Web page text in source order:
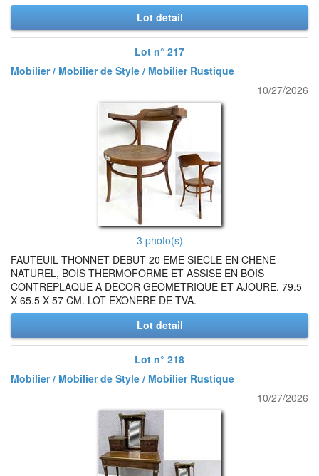
Lot detail
Lot n° 217
Mobilier / Mobilier de Style / Mobilier Rustique
10/27/2026
3 photo(s)
FAUTEUIL THONNET DEBUT 20 EME SIECLE EN CHENE
NATUREL, BOIS THERMOFORME ET ASSISE EN BOIS
CONTREPLAQUE A DECOR GEOMETRIQUE ET AJOURE. 79.5
X 65.5 X 57 CM. LOT EXONERE DE TVA.
Lot detail
Lot n° 218
Mobilier / Mobilier de Style / Mobilier Rustique
10/27/2026